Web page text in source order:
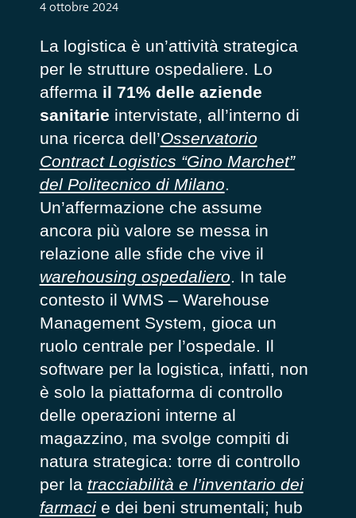
4 ottobre 2024
La logistica è un’attività strategica
per le strutture ospedaliere. Lo
afferma il 71% delle aziende
sanitarie intervistate, all’interno di
una ricerca dell’Osservatorio
Contract Logistics “Gino Marchet”
del Politecnico di Milano.
Un’affermazione che assume
ancora più valore se messa in
relazione alle sfide che vive il
warehousing ospedaliero. In tale
contesto il WMS – Warehouse
Management System, gioca un
ruolo centrale per l’ospedale. Il
software per la logistica, infatti, non
è solo la piattaforma di controllo
delle operazioni interne al
magazzino, ma svolge compiti di
natura strategica: torre di controllo
per la tracciabilità e l’inventario dei
farmacie dei beni strumentali; hub